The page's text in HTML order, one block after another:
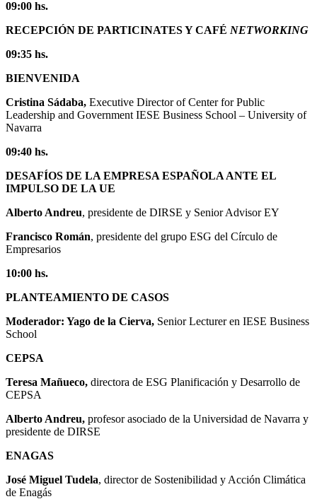
09:00 hs.
RECEPCIÓN DE PARTICINATES Y CAFÉ NETWORKING
09:35 hs.
BIENVENIDA
Cristina Sádaba, Executive Director of Center for Public
Leadership and Government IESE Business School – University of
Navarra
09:40 hs.
DESAFÍOS DE LA EMPRESA ESPAÑOLA ANTE EL
IMPULSO DE LA UE
Alberto Andreu, presidente de DIRSE y Senior Advisor EY
Francisco Román, presidente del grupo ESG del Círculo de
Empresarios
10:00 hs.
PLANTEAMIENTO DE CASOS
Moderador: Yago de la Cierva, Senior Lecturer en IESE Business
School
CEPSA
Teresa Mañueco, directora de ESG Planificación y Desarrollo de
CEPSA
Alberto Andreu, profesor asociado de la Universidad de Navarra y
presidente de DIRSE
ENAGAS
José Miguel Tudela, director de Sostenibilidad y Acción Climática
de Enagás